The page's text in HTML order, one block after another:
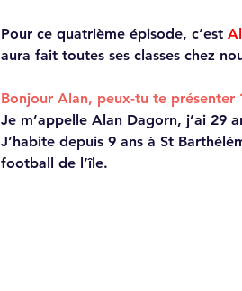
Pour ce quatrième épisode, c’est
aura fait toutes ses classes chez
Bonjour Alan, peux-tu te présenter
Je m’appelle Alan Dagorn, j’ai 29
J’habite depuis 9 ans à St
football de l’île.